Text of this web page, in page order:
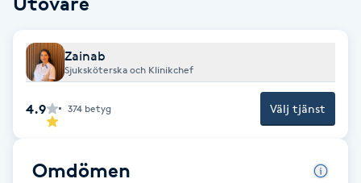
Frisör
Funktionsanalys
Zainab
Sjuksköterska och Klinikchef
4.9 374 betyg Välj tjänst
Omdömen